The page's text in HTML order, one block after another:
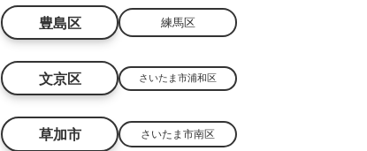
豊島区 練馬区
文京区 さいたま市浦和区
草加市 さいたま市南区